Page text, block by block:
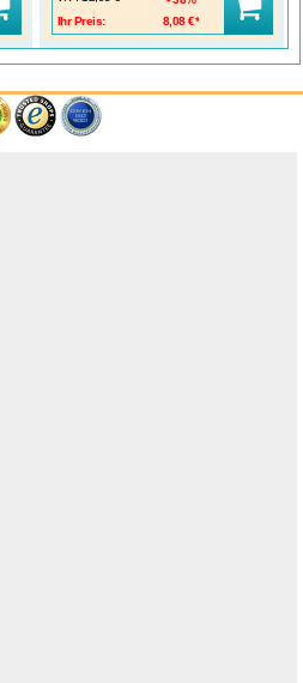
Ihr Preis:
8,08 €*